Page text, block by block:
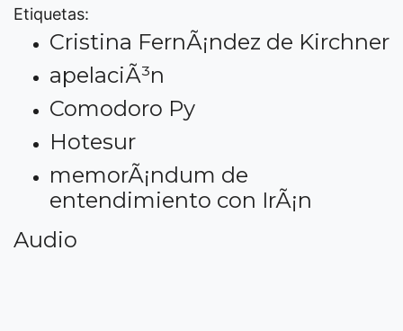
Etiquetas:
Cristina FernÃ¡ndez de Kirchner
apelaciÃ³n
Comodoro Py
Hotesur
memorÃ¡ndum de
entendimiento con IrÃ¡n
Audio